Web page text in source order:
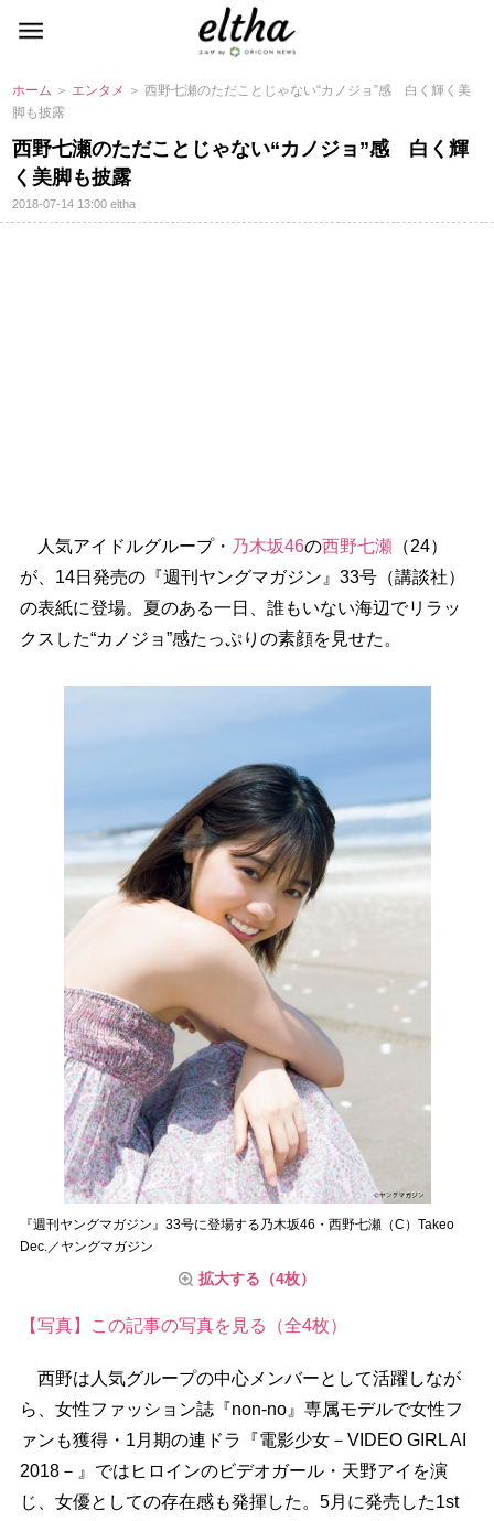
ホーム ＞ エンタメ ＞ 西野七瀬のただことじゃない“カノジョ”感 白く輝く美
脚も披露
西野七瀬のただことじゃない“カノジョ”感 白く輝
く美脚も披露
2018-07-14 13:00eltha
人気アイドルグループ・ 乃木坂46の西野七瀬（24）
が、14日発売の『週刊ヤングマガジン』33号（講談社）
の表紙に登場。夏のある一日、誰もいない海辺でリラッ
クスした“カノジョ”感たっぷりの素顔を見せた。
『週刊ヤングマガジン』33号に登場する乃木坂46・西野七瀬（C）Takeo
Dec.／ヤングマガジン
拡大する（4枚）
【写真】この記事の写真を見る（全4枚）
西野は人気グループの中心メンバーとして活躍しなが
ら、女性ファッション誌『non-no』専属モデルで女性フ
ァンも獲得・1月期の連ドラ『電影少女－VIDEO GIRL AI
2018－』ではヒロインのビデオガール・天野アイを演
じ、女優としての存在感も発揮した。5月に発売した1st